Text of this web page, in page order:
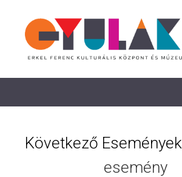
Következő Események
esemény